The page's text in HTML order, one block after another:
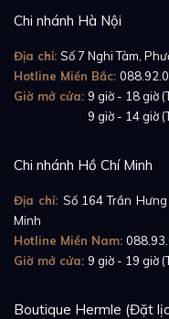
Dây đeo đồng hồ
bản với gam màu
nhẵn và có độ
thêm tính thẩm mỹ
Chi nhánh Hà Nội
Địa chỉ: Số 7 Nghi Tàm,
Hotline Miền Bắc:
Giờ mở cửa: 9 giờ - 18 giờ
9 giờ - 14 giờ
Chi nhánh Hồ Chí Minh
Địa chỉ: Số 164 Trần
Minh
Hotline Miền Nam:
Giờ mở cửa: 9 giờ - 19 giờ
Boutique Hermle (Đặt